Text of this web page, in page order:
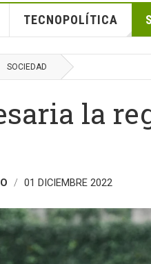
TECNOPOLÍTICA
SOCIEDAD
la
01 DICIEMBRE 2022